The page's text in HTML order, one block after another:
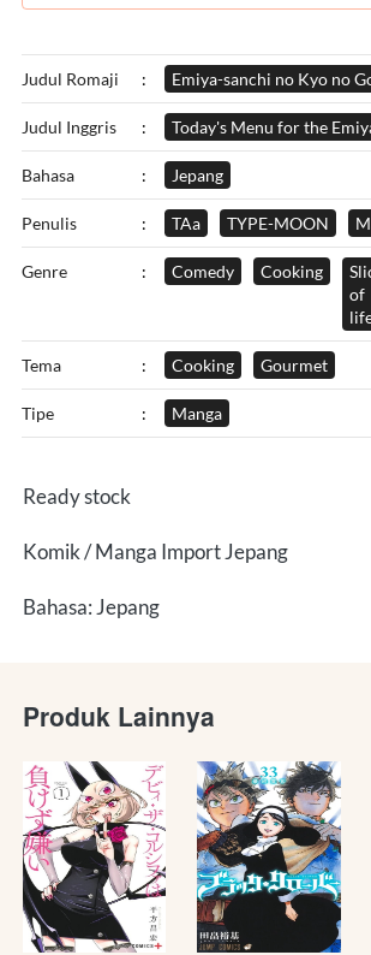
Judul Romaji : Emiya-sanchi no Kyo no
Judul Inggris : Today's Menu for the
Bahasa : Jepang
Penulis : TAa TYPE-MOON
Genre : Comedy Cooking
of
Tema : Cooking Gourmet
Tipe : Manga
Ready stock
Komik / Manga Import Jepang
Bahasa: Jepang
Produk Lainnya